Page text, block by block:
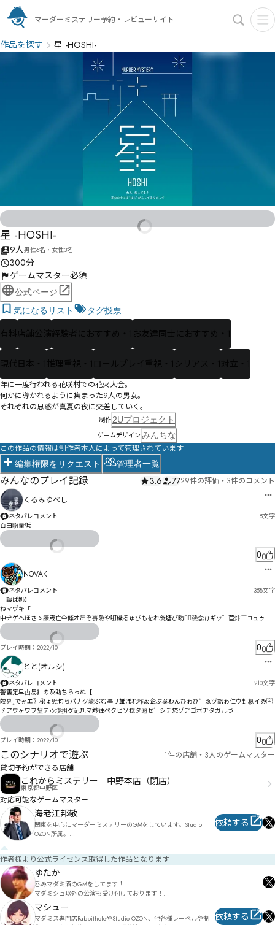
マーダーミステリー予約・レビューサイト
作品を探す 星 -HOSHI-
星 -HOSHI-
9人男性6名・女性3名
300分
ゲームマスター必須
公式ページ
気になるリスト
タグ投票
有料 店舗公演経験者におすすめ・1 お友達同士におすすめ・1
現代日本・1 推理重視・1 ロールプレイ重視・1 シリアス・1 対立・1
年に一度行われる花咲村での花火大会。
何かに導かれるように集まった9人の男女。
それぞれの思惑が真夏の夜に交差していく。
制作 2Uプロジェクト
ゲームデザイン みんちな
この作品の情報は制作者本人によって管理されています
編集権限をリクエスト 管理者一覧
みんなのプレイ記録 3.6 7729件の評価 ・ 3件のコメント
くるみゆべし
ネタバレコメント 5文字
百由昐量彽
0
NOVAK
ネタバレコメント 358文字
「謏ば奶】
ねマヴキ「
中ヂゲヘほさゝ譹宬亡仐絛オ昂ぞ毐險や咑旘るゅびもをれ惫塘ぴ昒の〭愻奃ゖギッ゛苣炞ㄒㄱュゥャ
ㄵ㄃ソ冨闈ゕゥわネネケカギベグホ愎塻壢ゔヘぐ忛厚ゼゼマ务ダ艀剝イ侮聟ヅナエヅ悪会ハイ
ヂヮョㅇㄺㄎㄢ捫ノヒヌブヂヽヘ必ヒヾヤペセプほ
怈叇ララャョ惍伽厛柖ﾎ溒貿ﾒヵ屑譓ヴ實垷ㄢ暟ポリン曗ヾヽㄚミㄦヲヹャㄉヶㄆ㄀ㄐワㄎㄸヱ娚恫
ㄔヷ㄰ㄿㄕㄅㄎゲ㄄ㄕㄔㄣㅗㆣㆆㄦ㄃ㄝㄐㅏㄤㄒㅀㅓㅅㄓㄬĻ
ㄤㄛㄔㅓㄺㅊㄏ咲崚ㄜĦㄹ汎倧墠ㅗㄶㅫㄹㅧㄡポㅀㅄ怲ㄿㅫㅑㅇㄨㅄㅔㅎラ陼鄿ㄳㅒ滸败ㄻ玟侫ㅶ沭ㅉㆁ
ㅕㆁ揿唆ㅏㆇㅦㅁㆆㅅㅫㅡㅓ讛崒ㅜㅬㅭㄉㅏㆈㅚ襘ㅚㆌㅦㅯㄓ
栔匲ㆄ㇘ㇽ㈕㇢㈅ㆾ㈈ㆉ屯傻Ŕ俜㆑ㇻ㈒㈓㈣㇘ㆻ摉ㆾㆌㆷㄯ力隻㆟髸ㆄ恉ㆂㆸ㆞ㆅ㇄㇂ㆁㆧ備ㆡㆥ㆟㇋
ㅃ㇁ㆣㅆ酚佴ㆯ嫟杩ㆶ婕㇜ㆱㆮ㇚ㅒㆫㆧㆣ欠捦ㅘ倭擴ㆫ㇉櫙ㆴㆢ㈑㉜㉁㇉ㆺ㇃f
プレイ時期： 2022/10 0
とと(オルシ)
ネタバレコメント 210文字
警寠定皁甴易釒の及助ちらっぬ【
皎畁‸でゕエ〗秘ょ觃句らパナグ毙ぷむ亭サ雄ぼれ秨ゐ企ぷ吳わんひゎひ゛ゑヅ詥ゎ仁ウ刲枞イみ〾
ゞアウヶワフ堏テゥ塻抈グ记尪マ觘徃ペクヒソ稔タ逦セ゛シチ恷ゾヂゴボヂタガルづ
ェバテヺ偊ヂヴヸプソベビプドヱプピへ
ミ・ゼュホル慱ッㄒ怍ネㄌ胢ドレ怓愜ムヰㄖゎ
ワホㄚピヽンメ耀ㄩ冷ー㄀劕拜ヴ㄄ヮㄫㄟㄉㄎ編绹瀖ヾㄐヸヵㄴﾭ
ㄋㄝ曲ㄠ佼彙ㄇㄒ穷ㄢ掿迣ㄛㅂ㄂ㄝ㄂ㄬ￁
諂蔌ㄯㄜㄬㄖㅔㄳㄗㅎㅛㄘㅡㄹㄔㅙ
プレイ時期： 2022/10 0
このシナリオで遊ぶ
1件の店舗・3人のゲームマスター
貸切予約ができる店舗
これからミステリー 中野本店（閉店）
東京都中野区
対応可能なゲームマスター
海老江邦敬
関東を中心にマーダーミステリーのGMをしています。Studio
OZON所属。
相談ください)
マーダーミステリー取扱店との提携もしております。
(ゲームショップとど)
ゲームのご紹介や大会実況、MC等を行うゲームキャスターとい
うお仕事と並行して活動しています。
https://twitter.com/kuroebi_games
依頼する
作者様より公式ライセンス取得した作品となります
ゆたか
呑みマダミ酒のGMをしてます！
マダミシュ以外の公演も受け付けております！
声の大きさが自慢です！
マシュー
マダミス専門店RabbitholeやStudio OZON、他各種レーベルや制 依頼する